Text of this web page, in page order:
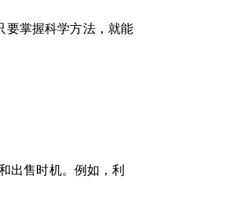
要掌握科学方法，就能
出售时机。例如，利